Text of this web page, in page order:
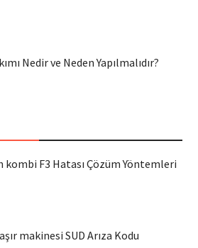
Nedir ve Neden Yapılmalıdır?
kombi F3 Hatası Çözüm Yöntemleri
makinesi SUD Arıza Kodu